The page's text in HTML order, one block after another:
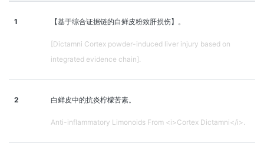
1 【基于综合证据链的白鲜皮粉致肝损伤】。
[Dictamni Cortex powder-induced liver injury based on
integrated evidence chain].
2 白鲜皮中的抗炎柠檬苦素。
Anti-inflammatory Limonoids From <i>Cortex Dictamni</i>.